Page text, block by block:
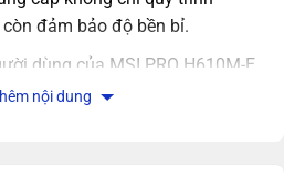
đảm bảo độ bền bỉ.
dùng của MSI PRO H610M-E
mạnh mẽ. Với kích thước
nội dung